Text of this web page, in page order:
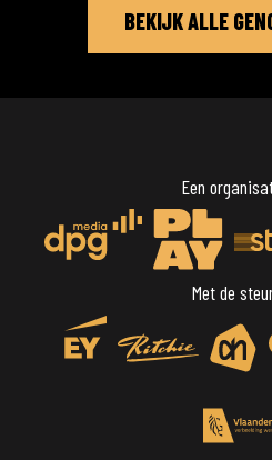
BEKIJK ALLE
Een
Met de